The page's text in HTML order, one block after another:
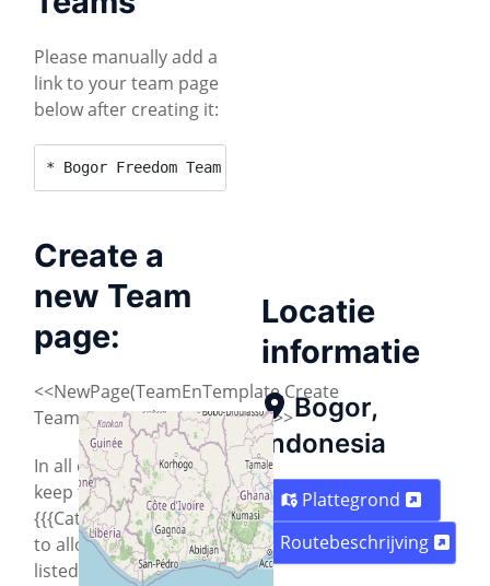
Please manually add a
link to your team page
below after creating it:
* Bogor Freedom Team
Create a
new Team
page:
<<NewPage(TeamEnTemplate,Create
Team,2013/Indonesia/Bogor)>>
In all cases you need to
keep the
{{{CategoryCity2013}}}
to allow your city to be
listed!
Locatie
informatie
Bogor,
Indonesia
Plattegrond
Routebeschrijving